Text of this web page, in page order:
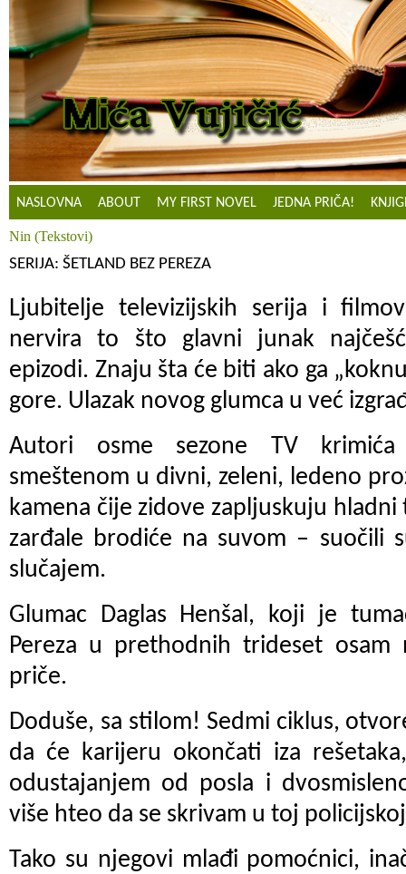
NASLOVNA ABOUT MY FIRST NOVEL JEDNA PRIČA!
Nin (Tekstovi)
SERIJA: ŠETLAND BEZ PEREZA
Ljubitelje televizijskih serija i
nervira to što glavni junak
epizodi. Znaju šta će biti ako ga
gore. Ulazak novog glumca u već
Autori osme sezone TV
smeštenom u divni, zeleni, ledeno
kamena čije zidove zapljuskuju
zarđale brodiće na suvom – suočili
slučajem.
Glumac Daglas Henšal, koji je
Pereza u prethodnih trideset osam
priče.
Doduše, sa stilom! Sedmi ciklus,
da će karijeru okončati iza
odustajanjem od posla i
više hteo da se skrivam u toj
Tako su njegovi mlađi pomoćnici,